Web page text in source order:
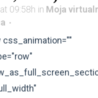
09:58h in Moja
css_animation=""